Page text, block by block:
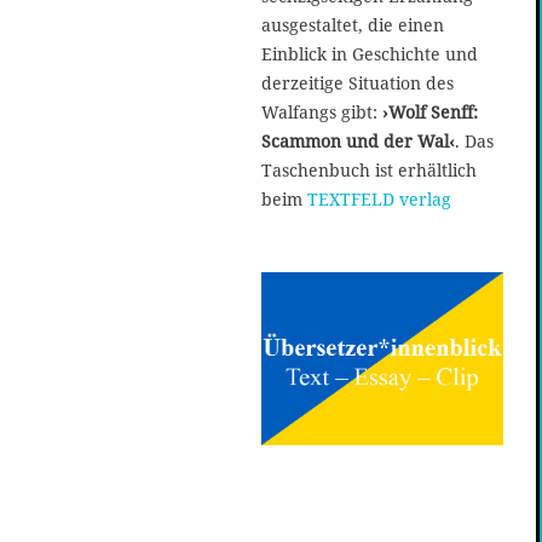
ausgestaltet, die einen
Einblick in Geschichte und
derzeitige Situation des
Walfangs gibt: ›Wolf Senff:
Scammon und der Wal‹. Das
Taschenbuch ist erhältlich
beim TEXTFELD verlag